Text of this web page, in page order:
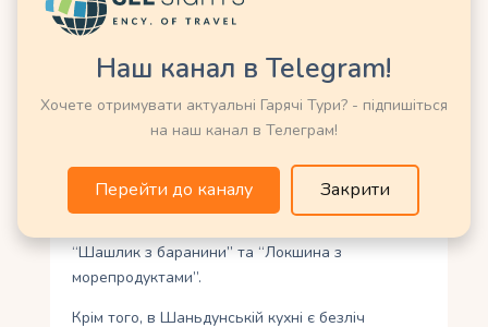
Шаньдунська кухня відома своїми багатими
смаками і розмаїттям страв, які часто
використовують морепродукти та м’ясо.
Тут можна скуштувати такі смаколики, як
“Жарене равликами”, де свіжоприготовлені
“Заварена риба”, де риба вариться у прозорому
бульйоні разом з травами та овочами. Не менш
“Шашлик з баранини” та “Локшина з
морепродуктами”.
Крім того, в Шаньдунській кухні є безліч
Наш канал в Telegram!
Хочете отримувати актуальні Гарячі Тури? - підпишіться
на наш канал в Телеграм!
Перейти до каналу Закрити